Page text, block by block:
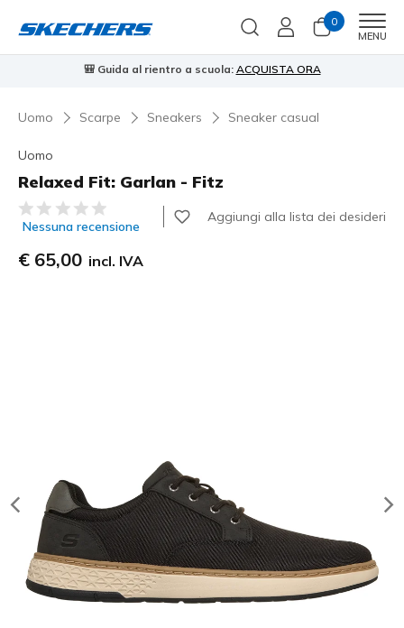
0
MENU
🎒 Guida al rientro a scuola: ACQUISTA ORA
Uomo Scarpe Sneakers Sneaker casual
Uomo
Relaxed Fit: Garlan - Fitz
Valutazione cliente 3,2 su 5
Nessuna recensione
Aggiungi alla lista dei desideri
€ 65,00 incl. IVA